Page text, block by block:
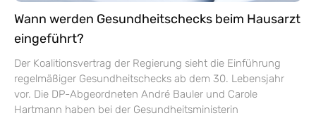
Wann werden Gesundheitschecks beim Hausarzt
eingeführt?
Der Koalitionsvertrag der Regierung sieht die Einführung
regelmäßiger Gesundheitschecks ab dem 30. Lebensjahr
vor. Die DP-Abgeordneten André Bauler und Carole
Hartmann haben bei der Gesundheitsministerin